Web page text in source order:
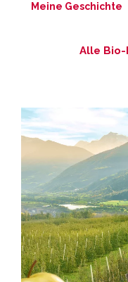
Meine Geschichte
Alle